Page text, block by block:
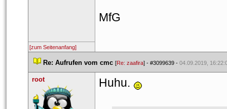
MfG
[zum Seitenanfang]
Re: Aufrufen vom cmc [Re: zaafira] - #3099639 - 04.09.2019,
root Huhu.